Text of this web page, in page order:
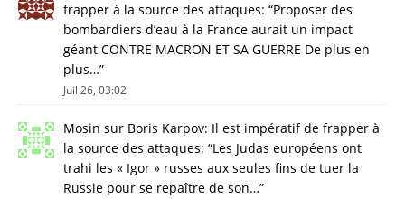
frapper à la source des attaques: “Proposer des
bombardiers d’eau à la France aurait un impact
géant CONTRE MACRON ET SA GUERRE De plus en
plus…”
Juil 26, 03:02
Mosin sur Boris Karpov: Il est impératif de frapper à
la source des attaques: “Les Judas européens ont
trahi les « Igor » russes aux seules fins de tuer la
Russie pour se repaître de son…”